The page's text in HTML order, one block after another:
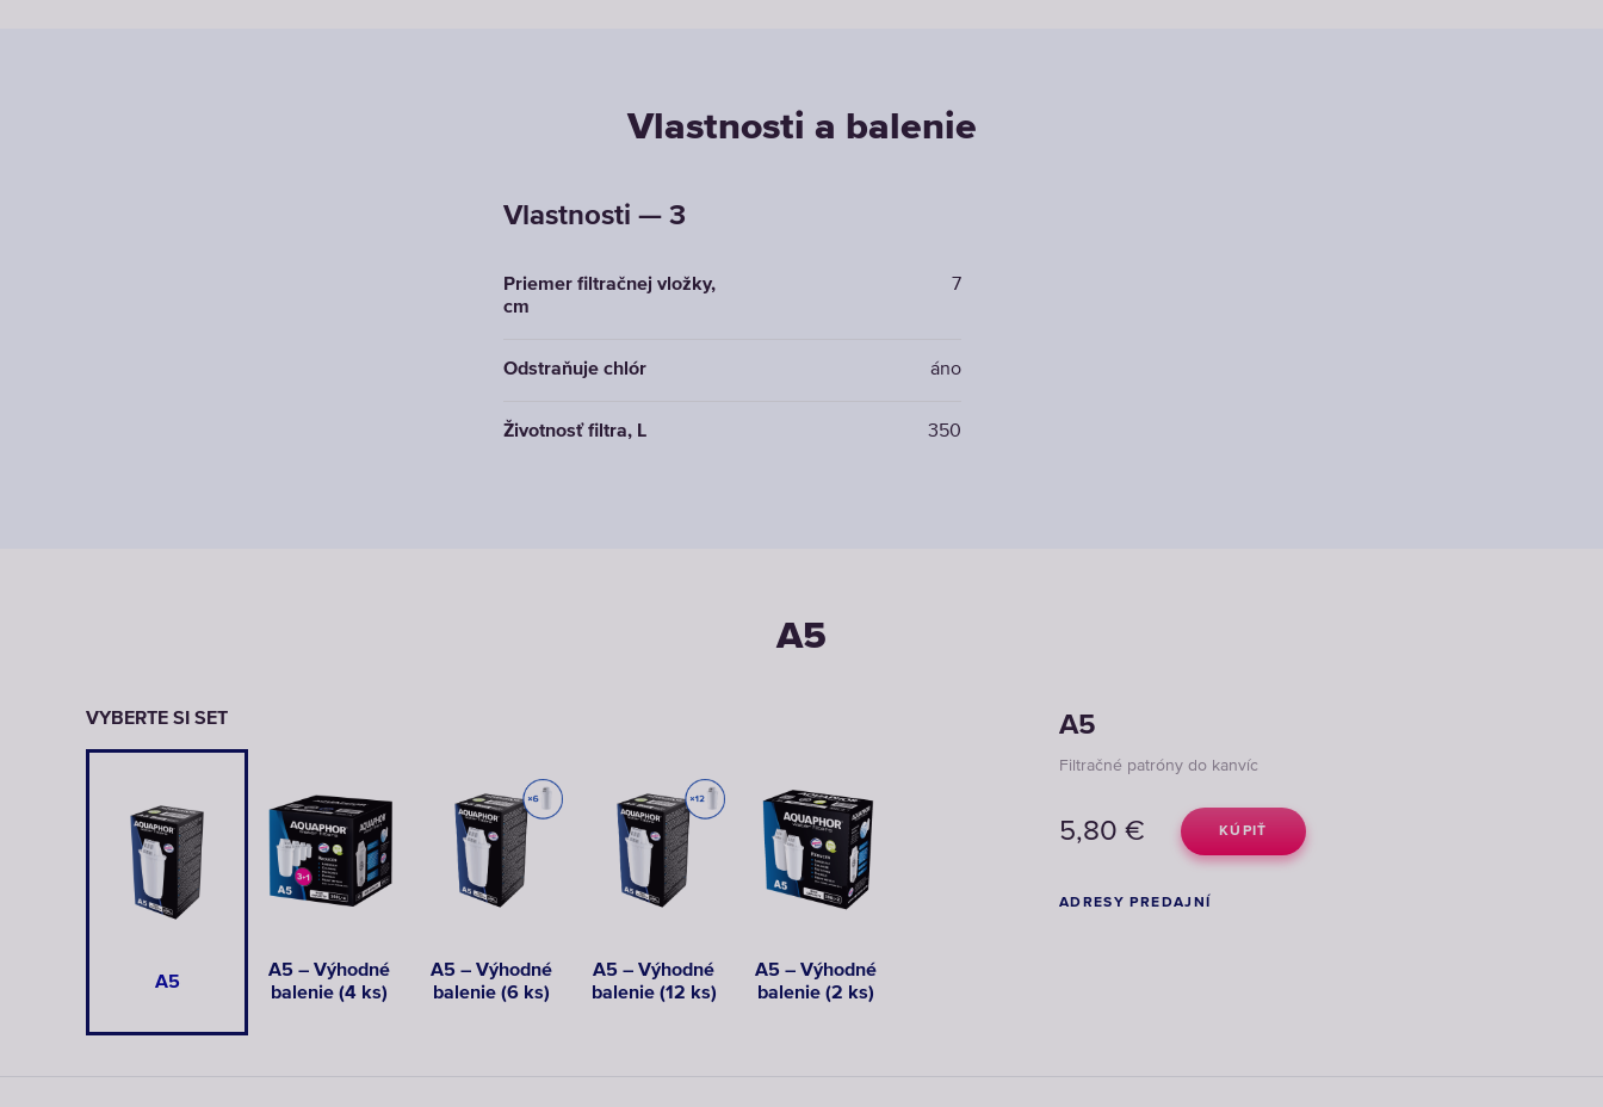
Vlastnosti a balenie
Vlastnosti — 3
Priemer filtračnej vložky,
cm
7
Odstraňuje chlór áno
Životnosť filtra, L 350
A5
VYBERTE SI SET
A5
A5 – Výhodné
balenie (4 ks)
A5 – Výhodné
balenie (6 ks)
A5 – Výhodné
balenie (12 ks)
A5 – Výhodné
balenie (2 ks)
A5
Filtračné patróny do kanvíc
5,80 € KÚPIŤ
ADRESY PREDAJNÍ